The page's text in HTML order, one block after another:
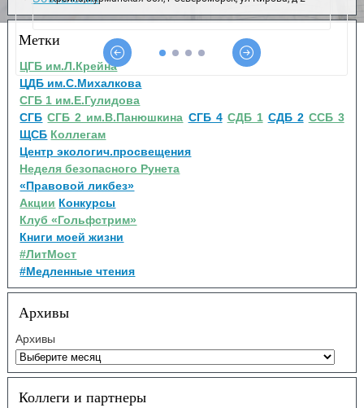
Метки
ЦГБ им.Л.Крейна
ЦДБ им.С.Михалкова
СГБ 1 им.Е.Гулидова
СГБ СГБ 2 им.В.Панюшкина СГБ 4 СДБ 1 СДБ 2 ССБ 3
ЩСБ Коллегам
Центр экологич.просвещения
Неделя безопасного Рунета
«Правовой ликбез»
Акции Конкурсы
Клуб «Гольфстрим»
Книги моей жизни
#ЛитМост
#Медленные чтения
Архивы
Архивы
Коллеги и партнеры